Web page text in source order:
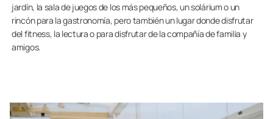
jardín, la sala de juegos de los más pequeños, un solárium o un
rincón para la gastronomía, pero también un lugar donde disfrutar
del fitness, la lectura o para disfrutar de la compañía de familia y
amigos.